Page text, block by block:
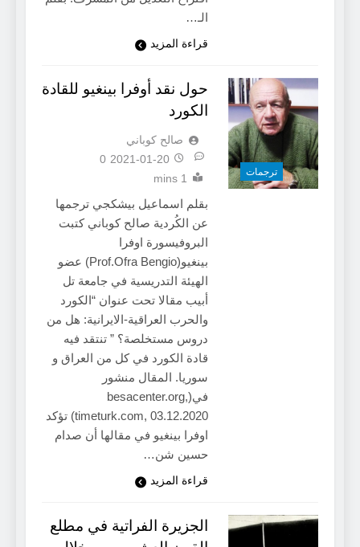
الـ…
قراءة المزيد
ترجمات
حول نقد أوفرا بينغيو للقادة
الكورد
صالح كوباني
2021-01-20
0
1 mins
بقلم اسماعيل بيشكجي ترجمها
عن الكُردية صالح كوباني كتبت
البروفيسورة اوفرا
بينغيو(Prof.Ofra Bengio) عضو
الهيئة التدريسية في جامعة تل
أبيب مقالا تحت عنوان “الكورد
والحرب العراقية-الايرانية: هل من
دروس مستخلصة؟ ” تنتقد فيه
قادة الكورد في كل من العراق و
سوريا. المقال منشور
في(besacenter.org,
timeturk.com, 03.12.2020) تؤكد
اوفرا بينغيو في مقالها أن صدام
حسين شن…
قراءة المزيد
الجزيرة الفراتية في مطلع